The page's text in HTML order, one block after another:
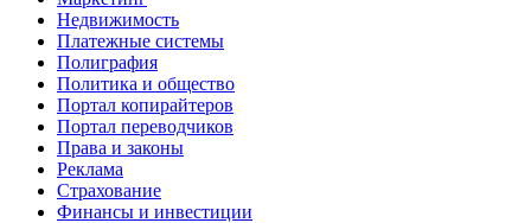
Недвижимость
Платежные системы
Полиграфия
Политика и общество
Портал копирайтеров
Портал переводчиков
Права и законы
Реклама
Страхование
Финансы и инвестиции